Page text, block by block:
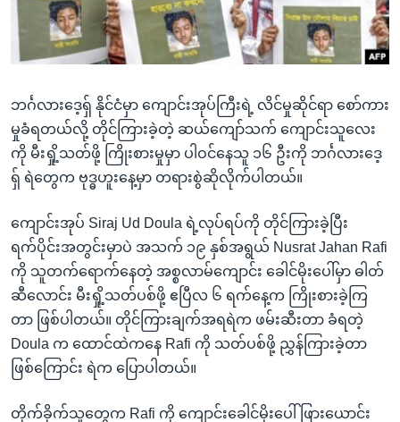
စာမျက်နှာ
ကျော်
ရန်
ရှာဖွေ
ရန်
နေရာ
ကျော်
ရန်
ဗွီအိုအေ လူမှုကွန်ယက်များ
ဘာသာစကားများ
ဘင်္ဂလားဒေ့ရှ် နိုင်ငံမှာ ကျောင်းအုပ်ကြီးရဲ့ လိင်မှုဆိုင်ရာ စော်ကား
မှုခံရတယ်လို့ တိုင်ကြားခဲ့တဲ့ ဆယ်ကျော်သက် ကျောင်းသူလေး
ကို မီးရှို့သတ်ဖို့ ကြိုးစားမှုမှာ ပါဝင်နေသူ ၁၆ ဦးကို ဘင်္ဂလားဒေ့
ရှ် ရဲတွေက ဗုဒ္ဓဟူးနေ့မှာ တရားစွဲဆိုလိုက်ပါတယ်။
ကျောင်းအုပ် Siraj Ud Doula ရဲ့လုပ်ရပ်ကို တိုင်ကြားခဲ့ပြီး
ရက်ပိုင်းအတွင်းမှာပဲ အသက် ၁၉ နှစ်အရွယ် Nusrat Jahan Rafi
ကို သူတက်ရောက်နေတဲ့ အစ္စလာမ်ကျောင်း ခေါင်မိုးပေါ်မှာ ဓါတ်
ဆီလောင်း မီးရှို့သတ်ပစ်ဖို့ ဧပြီလ ၆ ရက်နေ့က ကြိုးစားခဲ့ကြ
တာ ဖြစ်ပါတယ်။ တိုင်ကြားချက်အရရဲက ဖမ်းဆီးတာ ခံရတဲ့
Doula က ထောင်ထဲကနေ Rafi ကို သတ်ပစ်ဖို့ ညွှန်ကြားခဲ့တာ
ဖြစ်ကြောင်း ရဲက ပြောပါတယ်။
တိုက်ခိုက်သူတွေက Rafi ကို ကျောင်းခေါင်မိုးပေါ် ဖြားယောင်း